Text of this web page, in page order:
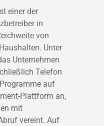
einer der
in
von
Unter
Unternehmen
Telefon
auf
Plattform an,
mit
vereint. Auf